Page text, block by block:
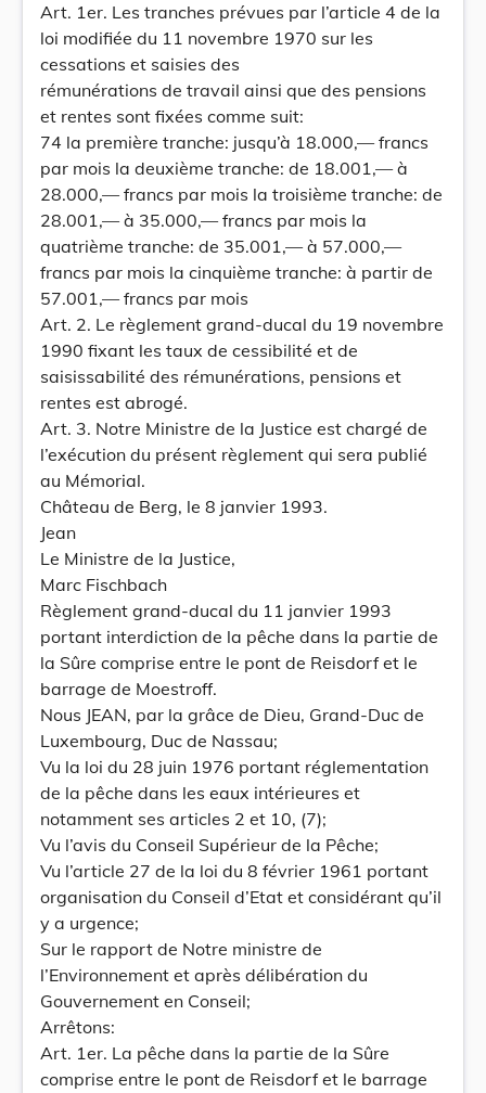
Art. 1er. Les tranches prévues par l’article 4 de la
loi modifiée du 11 novembre 1970 sur les
cessations et saisies des
rémunérations de travail ainsi que des pensions
et rentes sont fixées comme suit:
74 la première tranche: jusqu’à 18.000,— francs
par mois la deuxième tranche: de 18.001,— à
28.000,— francs par mois la troisième tranche: de
28.001,— à 35.000,— francs par mois la
quatrième tranche: de 35.001,— à 57.000,—
francs par mois la cinquième tranche: à partir de
57.001,— francs par mois
Art. 2. Le règlement grand-ducal du 19 novembre
1990 fixant les taux de cessibilité et de
saisissabilité des rémunérations, pensions et
rentes est abrogé.
Art. 3. Notre Ministre de la Justice est chargé de
l’exécution du présent règlement qui sera publié
au Mémorial.
Château de Berg, le 8 janvier 1993.
Jean
Le Ministre de la Justice,
Marc Fischbach
Règlement grand-ducal du 11 janvier 1993
portant interdiction de la pêche dans la partie de
la Sûre comprise entre le pont de Reisdorf et le
barrage de Moestroff.
Nous JEAN, par la grâce de Dieu, Grand-Duc de
Luxembourg, Duc de Nassau;
Vu la loi du 28 juin 1976 portant réglementation
de la pêche dans les eaux intérieures et
notamment ses articles 2 et 10, (7);
Vu l’avis du Conseil Supérieur de la Pêche;
Vu l’article 27 de la loi du 8 février 1961 portant
organisation du Conseil d’Etat et considérant qu’il
y a urgence;
Sur le rapport de Notre ministre de
l’Environnement et après délibération du
Gouvernement en Conseil;
Arrêtons:
Art. 1er. La pêche dans la partie de la Sûre
comprise entre le pont de Reisdorf et le barrage